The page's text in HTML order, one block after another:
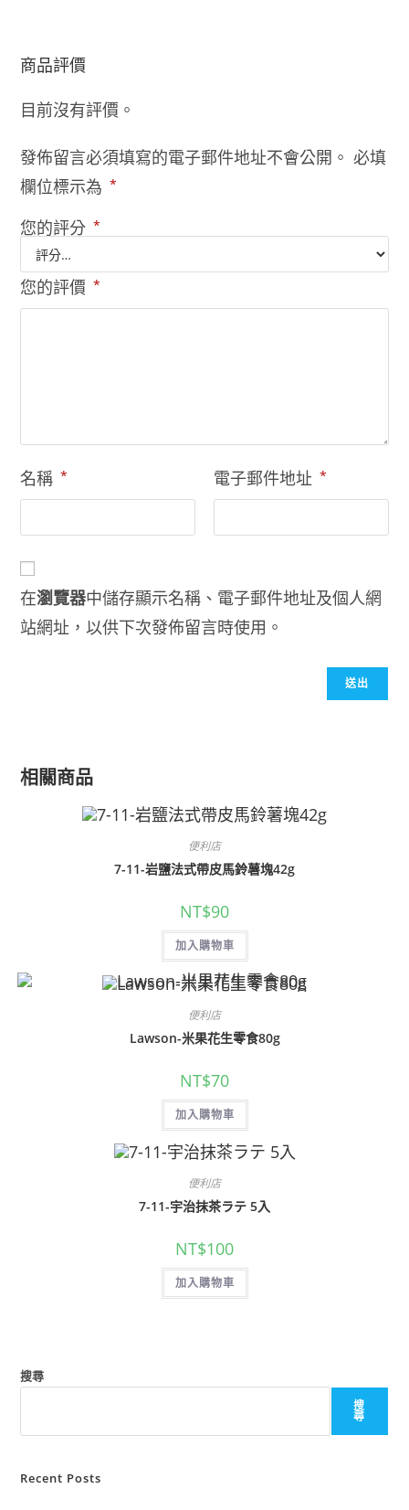
商品評價
目前沒有評價。
發佈留言必須填寫的電子郵件地址不會公開。 必填
欄位標示為 *
您的評分 *
您的評價 *
名稱 * 電子郵件地址 *
在瀏覽器中儲存顯示名稱、電子郵件地址及個人網
站網址，以供下次發佈留言時使用。
相關商品
便利店
7-11-岩鹽法式帶皮馬鈴薯塊42g
NT$90
加入購物車
便利店
Lawson-米果花生零食80g
NT$70
加入購物車
便利店
7-11-宇治抹茶ラテ 5入
NT$100
加入購物車
搜尋
搜
尋
Recent Posts